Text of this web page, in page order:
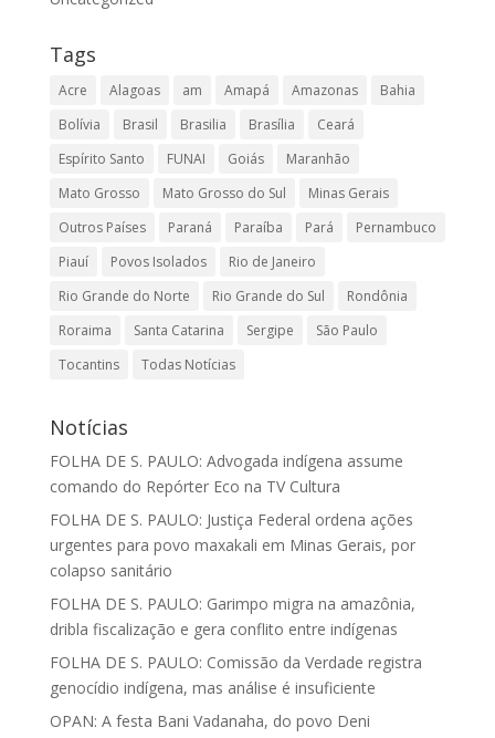
Tags
Acre Alagoas am Amapá Amazonas
Bahia
Bolívia
Brasil Brasilia Brasília
Ceará
Espírito Santo
FUNAI Goiás
Maranhão
Mato Grosso
Mato Grosso do Sul
Minas Gerais
Outros Países
Paraná Paraíba Pará
Pernambuco
Piauí
Povos Isolados
Rio de Janeiro
Rio Grande do Norte
Rio Grande do Sul
Rondônia
Roraima
Santa Catarina Sergipe
São Paulo
Tocantins
Todas Notícias
Notícias
FOLHA DE S. PAULO: Advogada indígena assume
comando do Repórter Eco na TV Cultura
FOLHA DE S. PAULO: Justiça Federal ordena ações
urgentes para povo maxakali em Minas Gerais, por
colapso sanitário
FOLHA DE S. PAULO: Garimpo migra na amazônia,
dribla fiscalização e gera conflito entre indígenas
FOLHA DE S. PAULO: Comissão da Verdade registra
genocídio indígena, mas análise é insuficiente
OPAN: A festa Bani Vadanaha, do povo Deni